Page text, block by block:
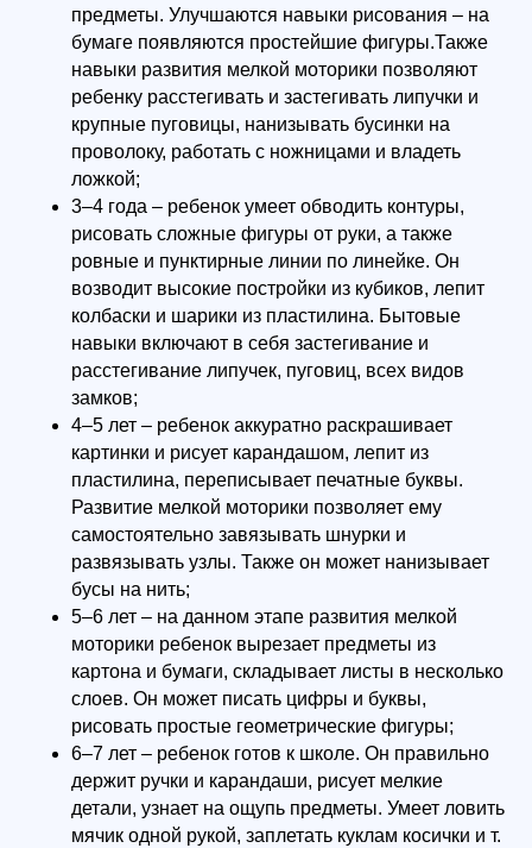
предметы. Улучшаются навыки рисования – на
бумаге появляются простейшие фигуры.Также
навыки развития мелкой моторики позволяют
ребенку расстегивать и застегивать липучки и
крупные пуговицы, нанизывать бусинки на
проволоку, работать с ножницами и владеть
ложкой;
3–4 года – ребенок умеет обводить контуры,
рисовать сложные фигуры от руки, а также
ровные и пунктирные линии по линейке. Он
возводит высокие постройки из кубиков, лепит
колбаски и шарики из пластилина. Бытовые
навыки включают в себя застегивание и
расстегивание липучек, пуговиц, всех видов
замков;
4–5 лет – ребенок аккуратно раскрашивает
картинки и рисует карандашом, лепит из
пластилина, переписывает печатные буквы.
Развитие мелкой моторики позволяет ему
самостоятельно завязывать шнурки и
развязывать узлы. Также он может нанизывает
бусы на нить;
5–6 лет – на данном этапе развития мелкой
моторики ребенок вырезает предметы из
картона и бумаги, складывает листы в несколько
слоев. Он может писать цифры и буквы,
рисовать простые геометрические фигуры;
6–7 лет – ребенок готов к школе. Он правильно
держит ручки и карандаши, рисует мелкие
детали, узнает на ощупь предметы. Умеет ловить
мячик одной рукой, заплетать куклам косички и т.